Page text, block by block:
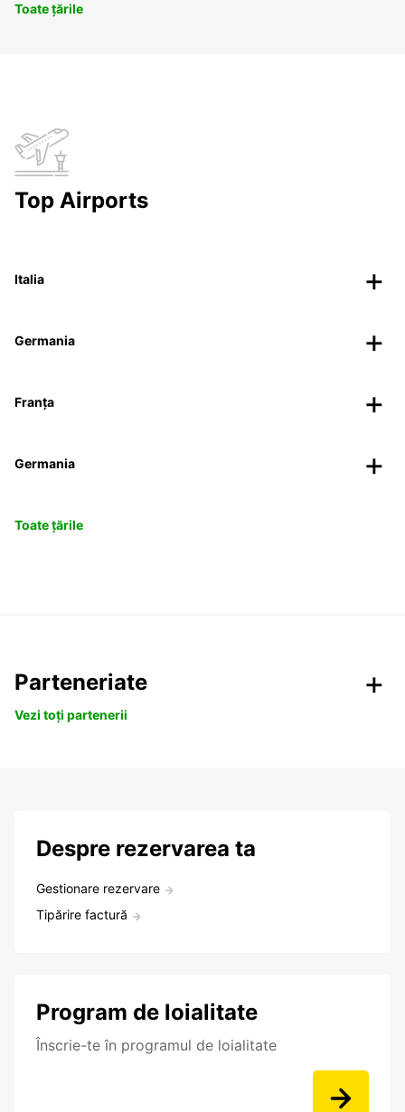
Toate țările
Top Airports
Italia
Germania
Franța
Germania
Toate țările
Parteneriate
Vezi toți partenerii
Despre rezervarea ta
Gestionare rezervare
Tipărire factură
Program de loialitate
Înscrie-te în programul de loialitate